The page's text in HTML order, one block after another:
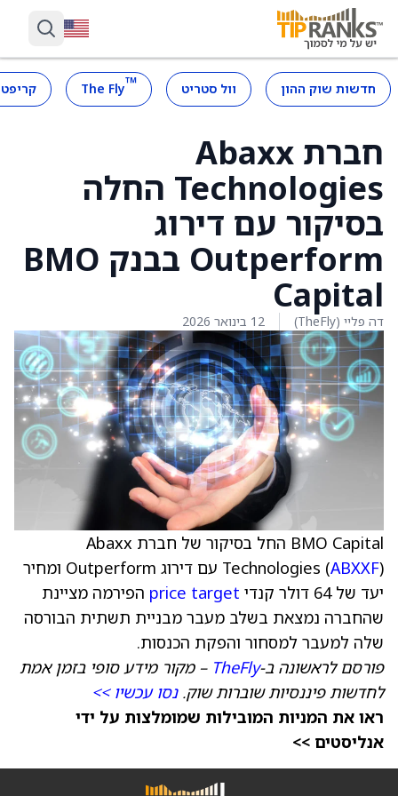
חדשות שוק ההון וול סטריט ™
The Fly
חברת Abaxx
Technologies החלה
בסיקור עם דירוג
Outperform בבנק BMO
Capital
דה פליי (TheFly) 12 בינואר 2026
BMO Capital החל בסיקור של חברת Abaxx
Technologies (ABXXF
) עם דירוג Outperform ומחיר
יעד של 64 דולר קנדי
price target הפירמה מציינת
שהחברה נמצאת בשלב מעבר מבניית תשתית הבורסה
שלה למעבר למסחור והפקת הכנסות.
פורסם לראשונה ב-TheFly – מקור מידע סופי בזמן אמת
לחדשות פיננסיות שוברות שוק.נסו עכשיו >>
ראו את המניות המובילות שמומלצות על ידי
אנליסטים >>